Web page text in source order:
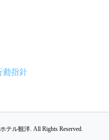
動指針
テル観洋. All Rights Reserved.